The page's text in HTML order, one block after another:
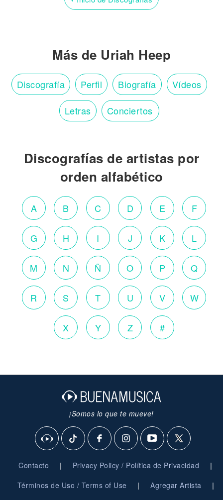
Más de Uriah Heep
Discografía Perfil Biografía Vídeos
Letras Conciertos
Discografías de artistas por
orden alfabético
A B C D E F
G H I J K L
M N Ñ O P Q
R S T U V W
X Y Z #
¡Somos lo que te mueve!
Contacto | Privacy Policy / Política de Privacidad |
Términos de Uso / Terms of Use | Agregar Artista
|